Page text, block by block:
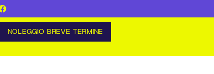
NOLEGGIO BREVE TERMINE